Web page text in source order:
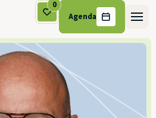
0
Agenda